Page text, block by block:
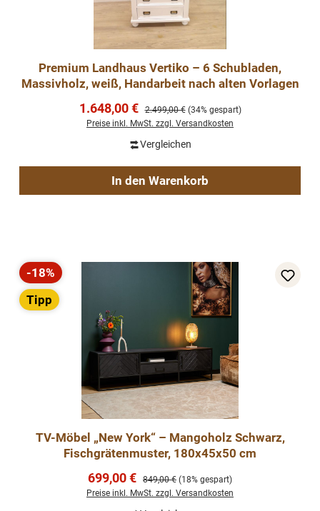
Premium Landhaus Vertiko – 6 Schubladen,
Massivholz, weiß, Handarbeit nach alten Vorlagen
Verkaufspreis:
1.648,00 € Regulärer Preis:
2.499,00 € (34% gespart)
Preise inkl. MwSt. zzgl. Versandkosten
Vergleichen
In den Warenkorb
Rabatt
-18%
Tipp
TV-Möbel „New York“ – Mangoholz Schwarz,
Fischgrätenmuster, 180x45x50 cm
Verkaufspreis:
699,00 € Regulärer Preis:
849,00 € (18% gespart)
Preise inkl. MwSt. zzgl. Versandkosten